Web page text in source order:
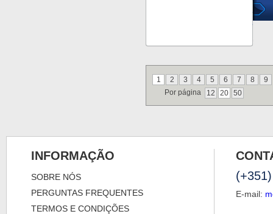
1 2 3 4 5 6 7 8
9
Por página
12 20 50
INFORMAÇÃO
SOBRE NÓS
PERGUNTAS FREQUENTES
TERMOS E CONDIÇÕES
E-mail: